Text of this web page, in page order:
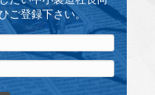
ご登録下さい。